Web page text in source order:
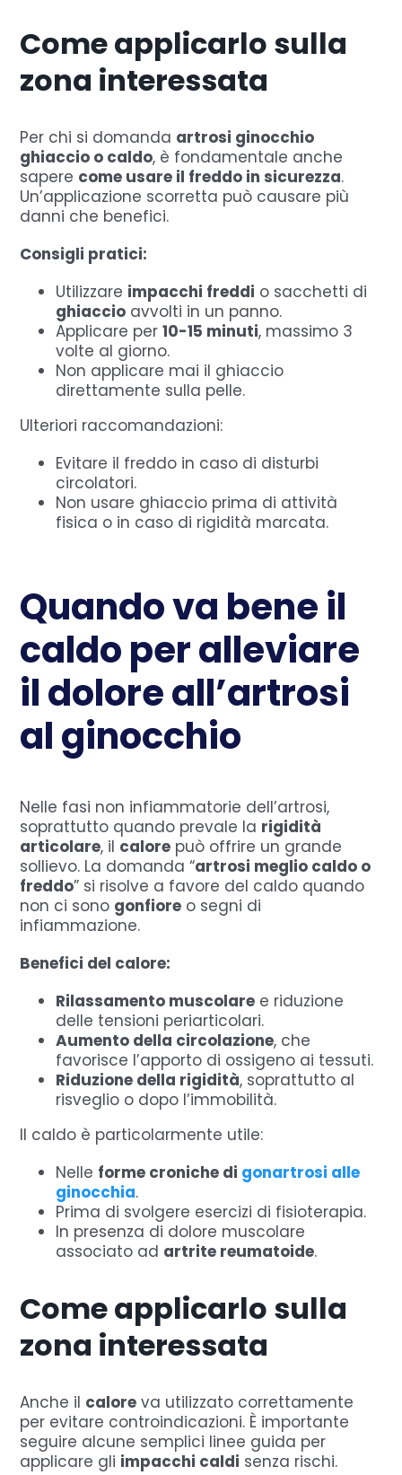
Come applicarlo sulla
zona interessata
Per chi si domanda artrosi ginocchio
ghiaccio o caldo, è fondamentale anche
sapere come usare il freddo in sicurezza.
Un’applicazione scorretta può causare più
danni che benefici.
Consigli pratici:
Utilizzare impacchi freddi o sacchetti di
ghiaccio avvolti in un panno.
Applicare per10-15 minuti, massimo 3
volte al giorno.
Non applicare mai il ghiaccio
direttamente sulla pelle.
Ulteriori raccomandazioni:
Evitare il freddo in caso di disturbi
circolatori.
Non usare ghiaccio prima di attività
fisica o in caso di rigidità marcata.
Quando va bene il
caldo per alleviare
il dolore all’artrosi
al ginocchio
Nelle fasi non infiammatorie dell’artrosi,
soprattutto quando prevale la rigidità
articolare, il calore può offrire un grande
sollievo. La domanda “artrosi meglio caldo o
freddo” si risolve a favore del caldo quando
non ci sono gonfiore o segni di
infiammazione.
Benefici del calore:
Rilassamento muscolare e riduzione
delle tensioni periarticolari.
Aumento della circolazione, che
favorisce l’apporto di ossigeno ai tessuti.
Riduzione della rigidità, soprattutto al
risveglio o dopo l’immobilità.
Il caldo è particolarmente utile:
Nelle forme croniche di gonartrosi alle
ginocchia.
Prima di svolgere esercizi di fisioterapia.
In presenza di dolore muscolare
associato ad artrite reumatoide.
Come applicarlo sulla
zona interessata
Anche il calore va utilizzato correttamente
per evitare controindicazioni. È importante
seguire alcune semplici linee guida per
applicare gli impacchi caldi senza rischi.